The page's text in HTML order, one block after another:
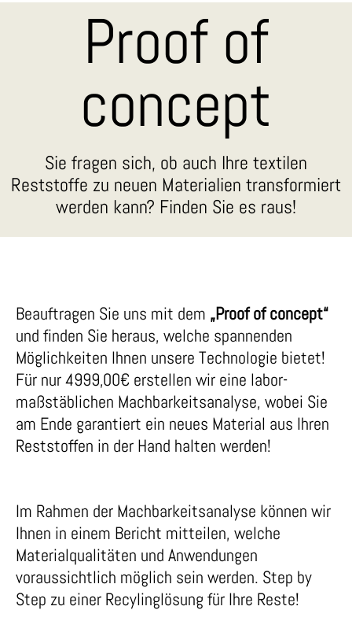
Proof of
concept
Sie fragen sich, ob auch Ihre textilen
Reststoffe zu neuen Materialien transformiert
werden kann? Finden Sie es raus!
Beauftragen Sie uns mit dem „Proof of concept“
und finden Sie heraus, welche spannenden
Möglichkeiten Ihnen unsere Technologie bietet!
Für nur 4999,00€ erstellen wir eine labor-
maßstäblichen Machbarkeitsanalyse, wobei Sie
am Ende garantiert ein neues Material aus Ihren
Reststoffen in der Hand halten werden!
Im Rahmen der Machbarkeitsanalyse können wir
Ihnen in einem Bericht mitteilen, welche
Materialqualitäten und Anwendungen
voraussichtlich möglich sein werden. Step by
Step zu einer Recylinglösung für Ihre Reste!